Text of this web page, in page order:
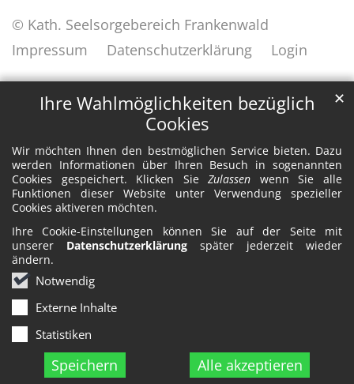
Ihre Wahlmöglichkeiten bezüglich
Cookies
Wir möchten Ihnen den bestmöglichen Service bieten. Dazu
werden Informationen über Ihren Besuch in sogenannten
Cookies gespeichert. Klicken SieZulassen wenn Sie alle
Funktionen dieser Website unter Verwendung spezieller
Cookies aktiveren möchten.
Ihre Cookie-Einstellungen können Sie auf der Seite mit
unserer Datenschutzerklärung später jederzeit wieder
ändern.
Notwendig
Externe Inhalte
Statistiken
Speichern Alle akzeptieren
✕
© Kath. Seelsorgebereich Frankenwald
Impressum
Datenschutzerklärung Login